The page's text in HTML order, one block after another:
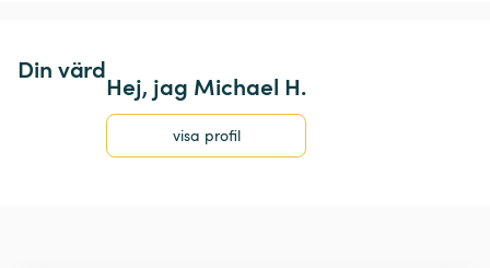
Din värd
Hej, jag Michael H.
visa profil